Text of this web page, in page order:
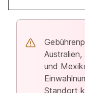
und
Standort